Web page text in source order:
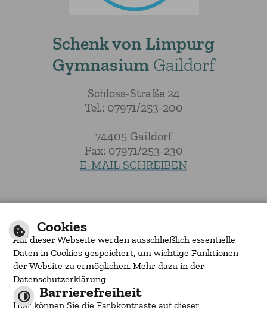
Schenk von Limpurg
Gymnasium Gaildorf
Schloss-Straße 24
Tel.: 07971/253-200
74405 Gaildorf
Fax: 07971/253-230
E-MAIL SCHREIBEN
bycm city media
Cookies
Auf dieser Webseite werden ausschließlich essentielle
Daten in Cookies gespeichert, um wichtige Funktionen
der Website zu ermöglichen. Mehr dazu in der
Datenschutzerklärung
Barrierefreiheit
Hier können Sie die Farbkontraste auf dieser